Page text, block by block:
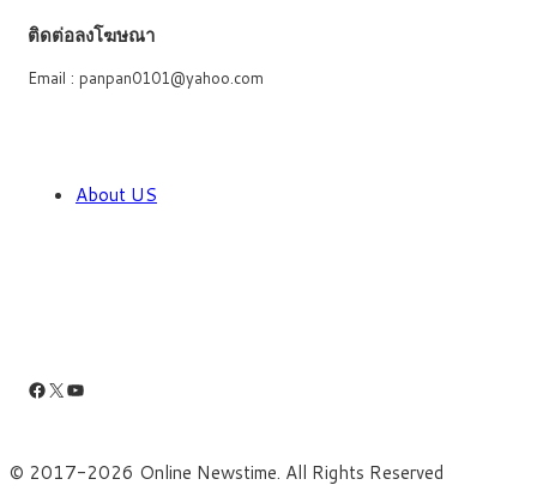
ติดต่อลงโฆษณา
Email : panpan0101@yahoo.com
About US
Facebook
X YouTube
© 2017-2026 Online Newstime. All Rights Reserved